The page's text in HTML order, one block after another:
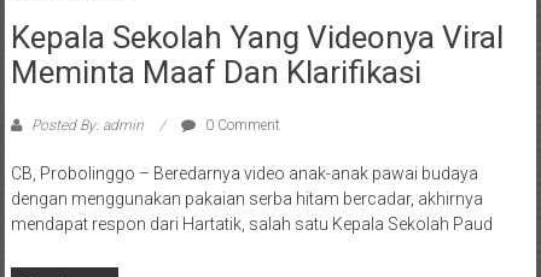
Kepala Sekolah Yang Videonya Viral
Meminta Maaf Dan Klarifikasi
Posted By: admin 0 Comment
CB, Probolinggo – Beredarnya video anak-anak pawai budaya
dengan menggunakan pakaian serba hitam bercadar, akhirnya
mendapat respon dari Hartatik, salah satu Kepala Sekolah Paud